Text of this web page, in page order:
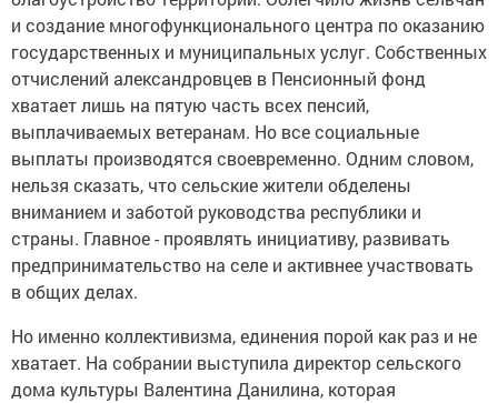
и создание многофункционального центра по оказанию
государственных и муниципальных услуг. Собственных
отчислений александровцев в Пенсионный фонд
хватает лишь на пятую часть всех пенсий,
выплачиваемых ветеранам. Но все социальные
выплаты производятся своевременно. Одним словом,
нельзя сказать, что сельские жители обделены
вниманием и заботой руководства республики и
страны. Главное - проявлять инициативу, развивать
предпринимательство на селе и активнее участвовать
в общих делах.
Но именно коллективизма, единения порой как раз и не
хватает. На собрании выступила директор сельского
дома культуры Валентина Данилина, которая